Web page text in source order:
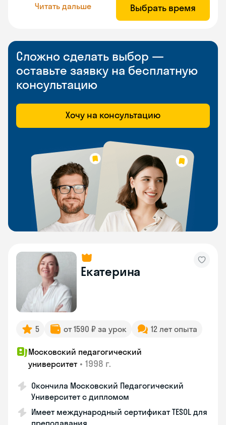
Читать дальше Выбрать время
Сложно сделать выбор —
оставьте заявку на бесплатную
консультацию
Хочу на консультацию
Екатерина
5 от 1590 ₽ за урок 12 лет опыта
Московский педагогический
университет • 1998 г.
Окончила Московский Педагогический
Университет с дипломом
Имеет международный сертификат TESOL для
преподавания